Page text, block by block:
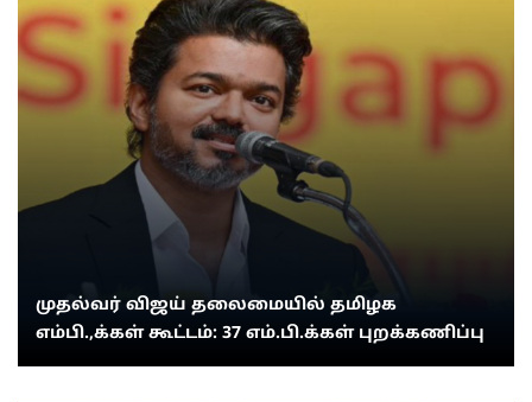
முதல்வர் விஜய் தலைமையில் தமிழக
எம்பி.,க்கள் கூட்டம்: 37 எம்.பி.க்கள் புறக்கணிப்பு